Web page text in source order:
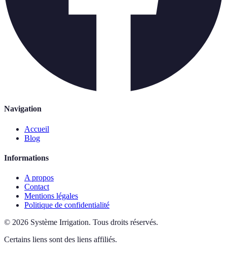
Navigation
Accueil
Blog
Informations
A propos
Contact
Mentions légales
Politique de confidentialité
© 2026 Système Irrigation. Tous droits réservés.
Certains liens sont des liens affiliés.